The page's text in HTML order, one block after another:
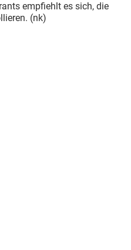
empfiehlt es sich, die
(nk)